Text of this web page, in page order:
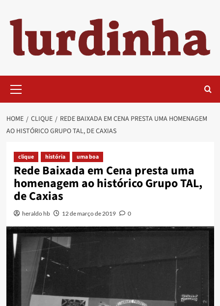
content
Menu
HOME CLIQUE
REDE BAIXADA EM CENA PRESTA UMA HOMENAGEM
AO HISTÓRICO GRUPO TAL, DE CAXIAS
clique história uma boa
Rede Baixada em Cena presta uma
homenagem ao histórico Grupo TAL,
de Caxias
heraldo hb 12 de março de 2019 0